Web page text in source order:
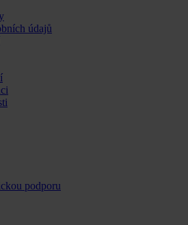
údajů
podporu